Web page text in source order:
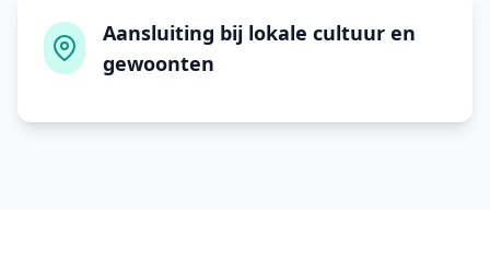
Aansluiting bij lokale cultuur en
gewoonten